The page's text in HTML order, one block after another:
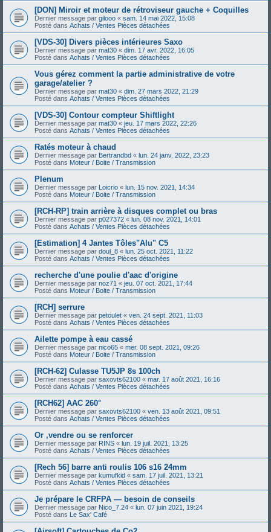
[DON] Miroir et moteur de rétroviseur gauche + Coquilles
Dernier message par gilooo « sam. 14 mai 2022, 15:08
Posté dans Achats / Ventes Pièces détachées
[VDS-30] Divers pièces intérieures Saxo
Dernier message par mat30 « dim. 17 avr. 2022, 16:05
Posté dans Achats / Ventes Pièces détachées
Vous gérez comment la partie administrative de votre
garage/atelier ?
Dernier message par mat30 « dim. 27 mars 2022, 21:29
Posté dans Achats / Ventes Pièces détachées
[VDS-30] Contour compteur Shiftlight
Dernier message par mat30 « jeu. 17 mars 2022, 22:26
Posté dans Achats / Ventes Pièces détachées
Ratés moteur à chaud
Dernier message par Bertrandbd « lun. 24 janv. 2022, 23:23
Posté dans Moteur / Boite / Transmission
Plenum
Dernier message par Loicrio « lun. 15 nov. 2021, 14:34
Posté dans Moteur / Boite / Transmission
[RCH-RP] train arrière à disques complet ou bras
Dernier message par p027372 « lun. 08 nov. 2021, 14:01
Posté dans Achats / Ventes Pièces détachées
[Estimation] 4 Jantes Tôles"Alu" C5
Dernier message par doul_8 « lun. 25 oct. 2021, 11:22
Posté dans Achats / Ventes Pièces détachées
recherche d'une poulie d'aac d'origine
Dernier message par noz71 « jeu. 07 oct. 2021, 17:44
Posté dans Moteur / Boite / Transmission
[RCH] serrure
Dernier message par petoulet « ven. 24 sept. 2021, 11:03
Posté dans Achats / Ventes Pièces détachées
Ailette pompe à eau cassé
Dernier message par nico65 « mer. 08 sept. 2021, 09:26
Posté dans Moteur / Boite / Transmission
[RCH-62] Culasse TU5JP 8s 100ch
Dernier message par saxovts62100 « mar. 17 août 2021, 16:16
Posté dans Achats / Ventes Pièces détachées
[RCH62] AAC 260°
Dernier message par saxovts62100 « ven. 13 août 2021, 09:51
Posté dans Achats / Ventes Pièces détachées
Or ,vendre ou se renforcer
Dernier message par RINS « lun. 19 juil. 2021, 13:25
Posté dans Achats / Ventes Pièces détachées
[Rech 56] barre anti roulis 106 s16 24mm
Dernier message par kumufkid « sam. 17 juil. 2021, 13:21
Posté dans Achats / Ventes Pièces détachées
Je prépare le CRFPA — besoin de conseils
Dernier message par Nico_7.24 « lun. 07 juin 2021, 19:24
Posté dans Le Sax' Café